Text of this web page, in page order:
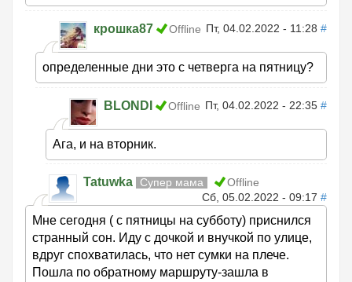
крошка87 Offline Пт, 04.02.2022 - 11:28 #
определенные дни это с четверга на пятницу?
BLONDI Offline Пт, 04.02.2022 - 22:35 #
Ага, и на вторник.
Tatuwka Супер мама
Offline
Сб, 05.02.2022 - 09:17 #
Мне сегодня ( с пятницы на субботу) приснился
странный сон. Иду с дочкой и внучкой по улице,
вдруг спохватилась, что нет сумки на плече.
Пошла по обратному маршруту-зашла в